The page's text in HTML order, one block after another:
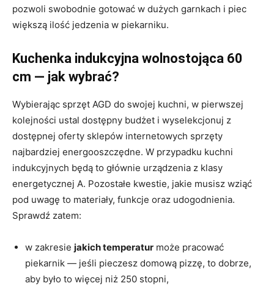
pozwoli swobodnie gotować w dużych garnkach i piec
większą ilość jedzenia w piekarniku.
Kuchenka indukcyjna wolnostojąca 60
cm — jak wybrać?
Wybierając sprzęt AGD do swojej kuchni, w pierwszej
kolejności ustal dostępny budżet i wyselekcjonuj z
dostępnej oferty sklepów internetowych sprzęty
najbardziej energooszczędne. W przypadku kuchni
indukcyjnych będą to głównie urządzenia z klasy
energetycznej A. Pozostałe kwestie, jakie musisz wziąć
pod uwagę to materiały, funkcje oraz udogodnienia.
Sprawdź zatem:
w zakresie jakich temperatur może pracować
piekarnik — jeśli pieczesz domową pizzę, to dobrze,
aby było to więcej niż 250 stopni,